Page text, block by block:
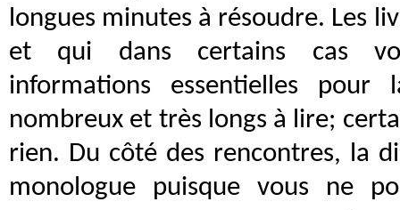
longues minutes à résoudre. Les
et qui dans certains cas
informations essentielles
nombreux et très longs à lire;
rien. Du côté des rencontres, la
monologue puisque vous ne